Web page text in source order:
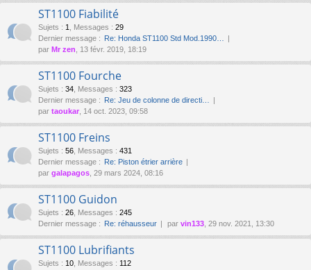
ST1100 Fiabilité
Sujets : 1 Messages : 29
Dernier message : Re: Honda ST1100 Std Mod.1990…
par Mr zen , 13 févr. 2019, 18:19
ST1100 Fourche
Sujets : 34 Messages : 323
Dernier message : Re: Jeu de colonne de directi…
par taoukar , 14 oct. 2023, 09:58
ST1100 Freins
Sujets : 56 Messages : 431
Dernier message : Re: Piston étrier arrière
par galapagos , 29 mars 2024, 08:16
ST1100 Guidon
Sujets : 26 Messages : 245
Dernier message : Re: réhausseur par vin133 , 29 nov. 2021, 13:30
ST1100 Lubrifiants
Sujets : 10 Messages : 112